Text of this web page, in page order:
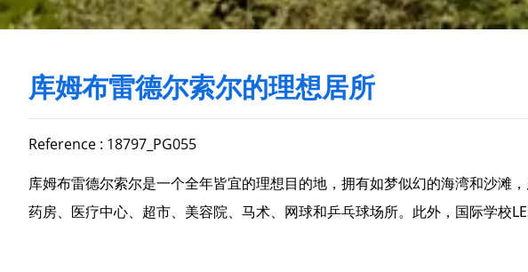
库姆布雷德尔索尔的理想居所
Reference : 18797_PG055
库姆布雷德尔索尔是一个全年皆宜的理想目的地，拥有如梦似幻的海湾和沙滩
药房、医疗中心、超市、美容院、马术、网球和乒乓球场所。此外，国际学校